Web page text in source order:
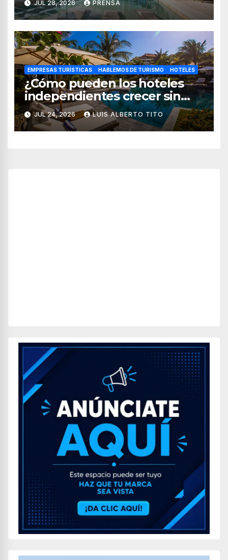
hospedaje
JUL 28, 2026 PRENSA
EMPRESAS TURÍSTICAS HABLEMOS DE TURISMO HOTELES
¿Cómo pueden los hoteles
independientes crecer sin
perder su esencia?
JUL 24, 2026 LUIS ALBERTO TITO